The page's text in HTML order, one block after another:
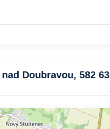
Doubravou, 582 63